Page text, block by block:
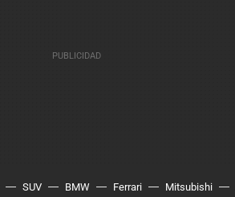
SUV BMW Ferrari Mitsubishi